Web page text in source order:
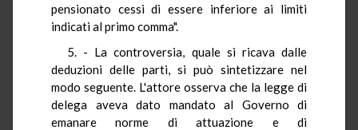
pensionato cessi di essere inferiore ai limiti
indicati al primo comma".
5. - La controversia, quale si ricava dalle
deduzioni delle parti, si può sintetizzare nel
modo seguente. L'attore osserva che la legge di
delega aveva dato mandato al Governo di
emanare norme di attuazione e di